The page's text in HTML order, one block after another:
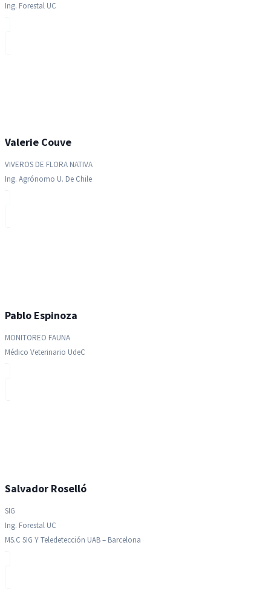
Ing. Forestal UC
Valerie Couve
VIVEROS DE FLORA NATIVA
Ing. Agrónomo U. De Chile
Pablo Espinoza
MONITOREO FAUNA
Médico Veterinario UdeC
Salvador Roselló
SIG
Ing. Forestal UC
MS.c SIG Y Teledetección UAB – Barcelona